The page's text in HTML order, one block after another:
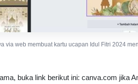
via web membuat kartu ucapan Idul Fitri 2024
buka link berikut ini: canva.com jika